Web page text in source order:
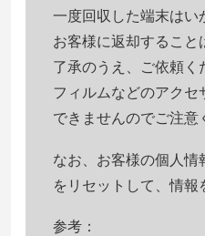
一度回収した端末はい
お客様に返却すること
了承のうえ、ご依頼く
フィルムなどのアクセ
できませんのでご注意
なお、お客様の個人情
をリセットして、情報
参考：